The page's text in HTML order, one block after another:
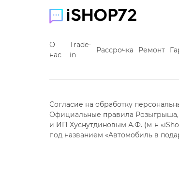
О
нас
Trade-
in
Рассрочка Ремонт
Согласие на обработку
Официальные правила
и ИП Хуснутдиновым А.Ф. (м-н
под названием «Автомобиль в